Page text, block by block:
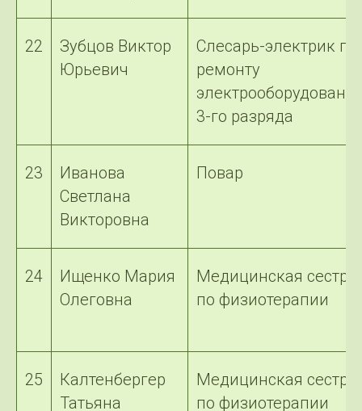
22
Зубцов Виктор
Юрьевич
Слесарь-электрик по
ремонту
3-го разряда
23
Иванова
Светлана
Викторовна
Повар
24
Ищенко Мария
Олеговна
Медицинская сестра
по физиотерапии
25
Калтенбергер
Татьяна
Медицинская сестра
по физиотерапии